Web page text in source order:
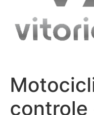
controle